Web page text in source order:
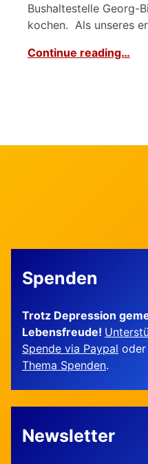
Bushaltestelle Georg-
kochen. Als unseres
Continue reading…
Spenden
Trotz Depression
Lebensfreude!
Spende via Paypal
Thema Spenden.
Newsletter